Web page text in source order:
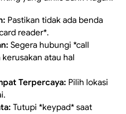
Pastikan tidak ada benda
reader*.
Segera hubungi *call
atau hal
Terpercaya: Pilih lokasi
Tutupi *keypad* saat